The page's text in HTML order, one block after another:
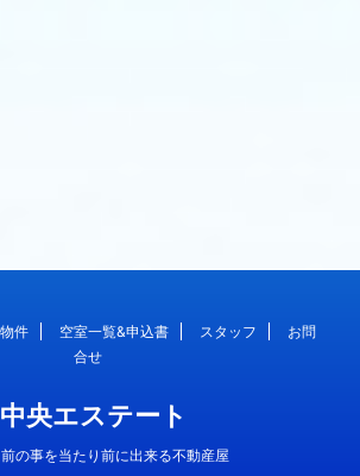
件 空室一覧&申込書 スタッフ
お問
合せ
中央エステート
の事を当たり前に出来る不動産屋